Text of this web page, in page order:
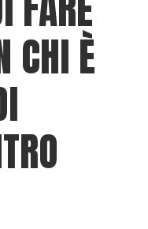
CHI È